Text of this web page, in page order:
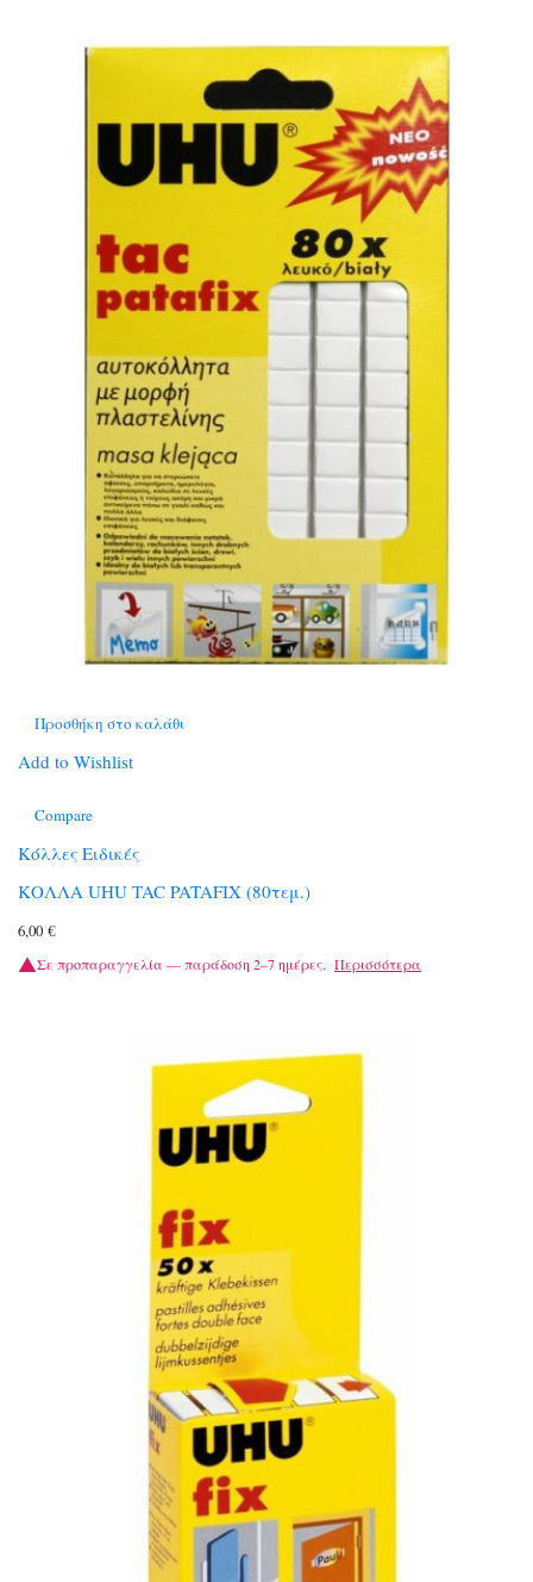
Προσθήκη στο καλάθι
Add to Wishlist
Compare
Κόλλες Ειδικές
ΚΟΛΛΑ UHU TAC PATAFIX (80τεμ.)
6,00 €
Σε προπαραγγελία — παράδοση 2–7 ημέρες. Περισσότερα